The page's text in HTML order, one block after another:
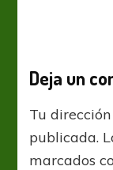
Deja un
Tu
publicada.
marcados